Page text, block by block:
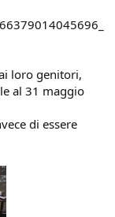
loro genitori,
al 31 maggio
di essere